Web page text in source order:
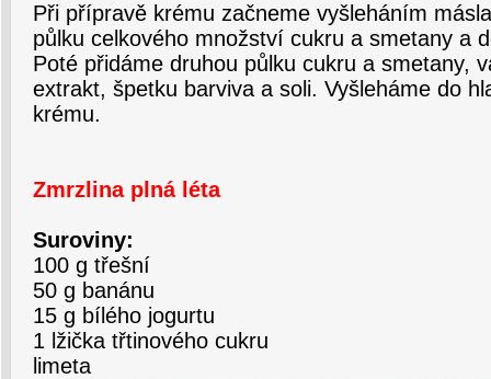
Při přípravě krému začneme vyšleháním
půlku celkového množství cukru a smetany a
Poté přidáme druhou půlku cukru a smetany,
extrakt, špetku barviva a soli. Vyšleháme do
krému.
Zmrzlina plná léta
Suroviny:
100 g třešní
50 g banánu
15 g bílého jogurtu
1 lžička třtinového cukru
limeta